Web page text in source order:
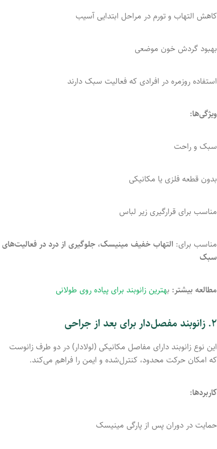
کاهش التهاب و تورم در مراحل ابتدایی آسیب
بهبود گردش خون موضعی
استفاده روزمره در افرادی کهفعالیت سبک دارند
ویژگی‌ها:
سبک و راحت
بدون قطعهفلزی یا مکانیکی
مناسب برای قرارگیری زیر لباس
مناسب برای: التهاب خفیف مینیسک، جلوگیری ازدرددر فعالیت‌های
سبک
مطالعه بیشتر: بهترین زانوبند برای پیاده روی طولانی
۲. زانوبند مفصل‌دار برای بعد از جراحی
این نوع زانوبند دارای مفاصل مکانیکی (لولادار)در دو طرف زانوست
که امکان حرکت محدود، کنترل‌شده و ایمن را فراهم می‌کند.
کاربردها:
حمایت در دوران پس از پارگی مینیسک